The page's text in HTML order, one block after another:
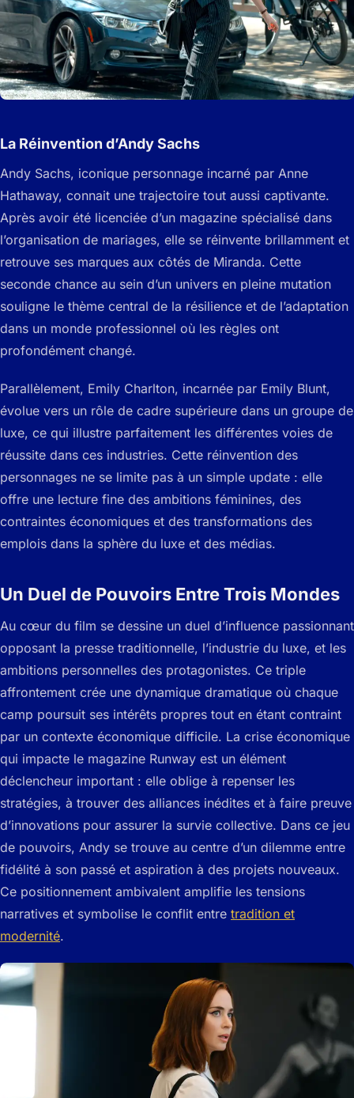
La Réinvention d’Andy Sachs
Andy Sachs, iconique personnage incarné par Anne
Hathaway, connait une trajectoire tout aussi captivante.
Après avoir été licenciée d’un magazine spécialisé dans
l’organisation de mariages, elle se réinvente brillamment et
retrouve ses marques aux côtés de Miranda. Cette
seconde chance au sein d’un univers en pleine mutation
souligne le thème central de la résilience et de l’adaptation
dans un monde professionnel où les règles ont
profondément changé.
Parallèlement, Emily Charlton, incarnée par Emily Blunt,
évolue vers un rôle de cadre supérieure dans un groupe de
luxe, ce qui illustre parfaitement les différentes voies de
réussite dans ces industries. Cette réinvention des
personnages ne se limite pas à un simple update : elle
offre une lecture fine des ambitions féminines, des
contraintes économiques et des transformations des
emplois dans la sphère du luxe et des médias.
Un Duel de Pouvoirs Entre Trois Mondes
Au cœur du film se dessine un duel d’influence passionnant
opposant la presse traditionnelle, l’industrie du luxe, et les
ambitions personnelles des protagonistes. Ce triple
affrontement crée une dynamique dramatique où chaque
camp poursuit ses intérêts propres tout en étant contraint
par un contexte économique difficile. La crise économique
qui impacte le magazine Runway est un élément
déclencheur important : elle oblige à repenser les
stratégies, à trouver des alliances inédites et à faire preuve
d’innovations pour assurer la survie collective. Dans ce jeu
de pouvoirs, Andy se trouve au centre d’un dilemme entre
fidélité à son passé et aspiration à des projets nouveaux.
Ce positionnement ambivalent amplifie les tensions
narratives et symbolise le conflit entre tradition et
modernité.